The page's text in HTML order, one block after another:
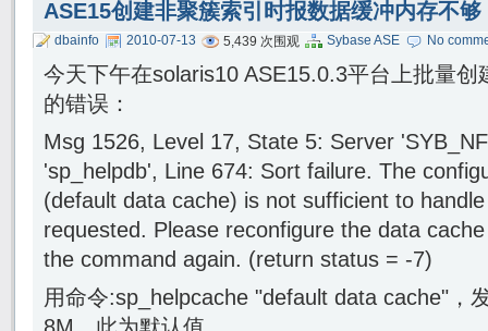
ASE15创建非聚簇索引时报数据缓冲内存不够
dbainfo 2010-07-13 5,439 次围观 Sybase ASE No
今天下午在solaris10 ASE15.0.3平台上批量
的错误：
Msg 1526, Level 17, State 5: Server
'sp_helpdb', Line 674: Sort failure. The
(default data cache) is not sufficient to
requested. Please reconfigure the data
the command again. (return status = -7)
用命令:sp_helpcache "default data cache"，